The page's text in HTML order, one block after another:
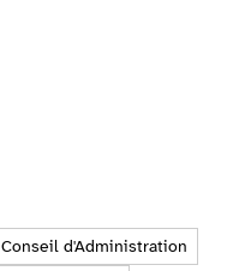
Conseil d'Administration